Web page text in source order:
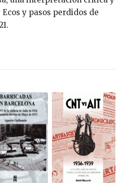
y pasos perdidos de